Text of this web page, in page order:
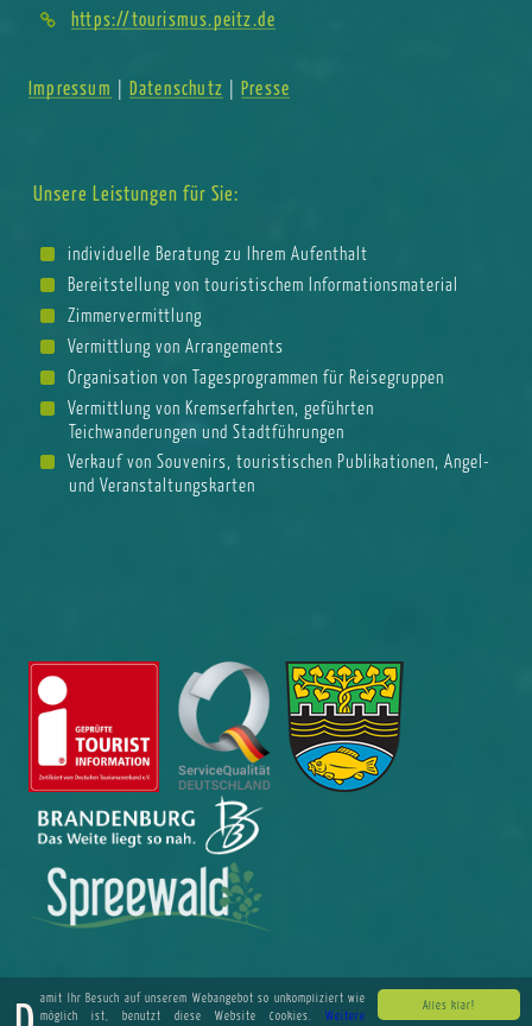
Alles klar!
möglich ist, benutzt diese Website Cookies. Weitere
https://tourismus.peitz.de
Impressum Datenschutz Presse
Unsere Leistungen für Sie:
individuelle Beratung zu Ihrem Aufenthalt
Bereitstellung von touristischem Informationsmaterial
Zimmervermittlung
Vermittlung von Arrangements
Organisation von Tagesprogrammen für Reisegruppen
Vermittlung von Kremserfahrten, geführten
Teichwanderungen und Stadtführungen
Verkauf von Souvenirs, touristischen Publikationen, Angel-
und Veranstaltungskarten